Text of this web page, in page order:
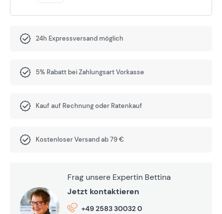
24h Expressversand möglich
5% Rabatt bei Zahlungsart Vorkasse
Kauf auf Rechnung oder Ratenkauf
Kostenloser Versand ab 79 €
Frag unsere Expertin Bettina
Jetzt kontaktieren
+49 2583 30032 0